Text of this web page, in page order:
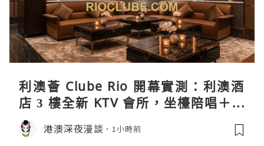
利澳薈 Clube Rio 開幕實測：利澳酒
店 3 樓全新 KTV 會所，坐檯陪唱＋水
療套票一次過睇
港澳深夜漫談 1小時前